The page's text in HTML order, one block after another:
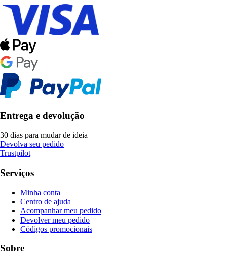
Entrega e devolução
30 dias para mudar de ideia
Devolva seu pedido
Trustpilot
Serviços
Minha conta
Centro de ajuda
Acompanhar meu pedido
Devolver meu pedido
Códigos promocionais
Sobre